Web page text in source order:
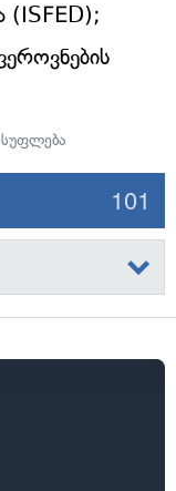
(ISFED);
101